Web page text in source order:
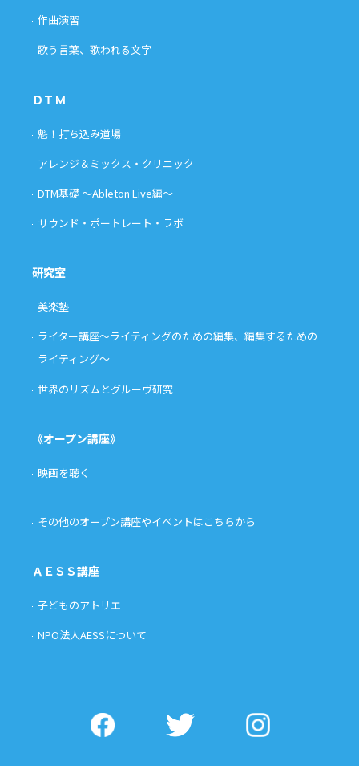
作曲演習
歌う言葉、歌われる文字
ＤＴＭ
魁！打ち込み道場
アレンジ＆ミックス・クリニック
DTM基礎 〜Ableton Live編〜
サウンド・ポートレート・ラボ
研究室
美楽塾
ライター講座〜ライティングのための編集、編集するための
ライティング〜
世界のリズムとグルーヴ研究
《オープン講座》
映画を聴く
その他のオープン講座やイベントはこちらから
ＡＥＳＳ講座
子どものアトリエ
NPO法人AESSについて